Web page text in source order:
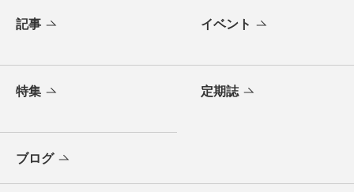
記事 イベント
特集 定期誌
ブログ